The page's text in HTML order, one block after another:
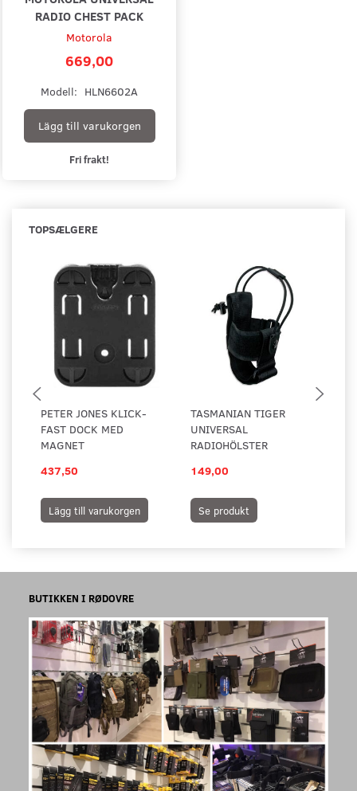
RADIO CHEST PACK
Motorola
669,00
Modell: HLN6602A
Lägg till varukorgen
Fri frakt!
TOPSÆLGERE
PETER JONES KLICK-
FAST DOCK MED
MAGNET
437,50
Lägg till varukorgen
TASMANIAN TIGER
UNIVERSAL
RADIOHÖLSTER
149,00
Se produkt
BUTIKKEN I RØDOVRE